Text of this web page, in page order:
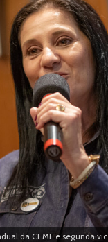
da CEMF e segunda